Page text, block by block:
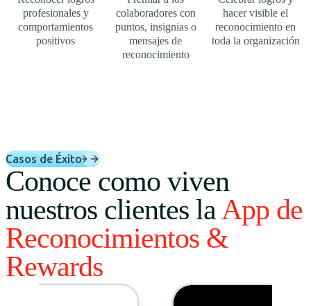
profesionales y
comportamientos
positivos
colaboradores con
puntos, insignias o
mensajes de
reconocimiento
hacer visible el
reconocimiento en
toda la organización
Casos de Éxito
Conoce como viven
nuestros clientes laApp de
Reconocimientos &
Rewards